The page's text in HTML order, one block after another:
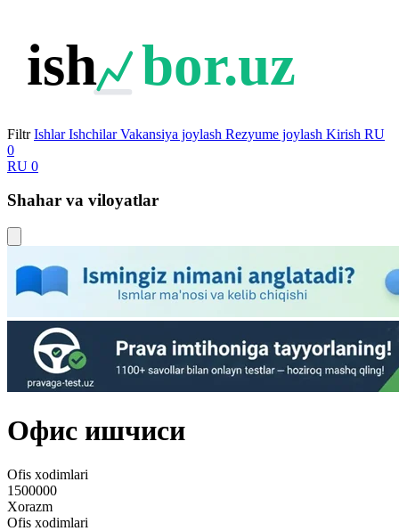
ish bor.uz
Filtr Ishlar Ishchilar Vakansiya joylash Rezyume joylash Kirish RU
0
RU 0
Shahar va viloyatlar
Офис ишчиси
Ofis xodimlari
1500000
Xorazm
Ofis xodimlari